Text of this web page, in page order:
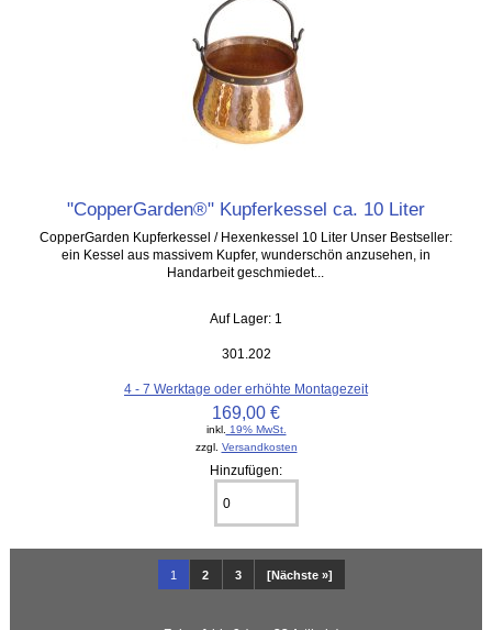
"CopperGarden®" Kupferkessel ca. 10 Liter
CopperGarden Kupferkessel / Hexenkessel 10 Liter Unser Bestseller:
ein Kessel aus massivem Kupfer, wunderschön anzusehen, in
Handarbeit geschmiedet...
Auf Lager: 1
301.202
4 - 7 Werktage oder erhöhte Montagezeit
169,00 €
inkl. 19% MwSt.
zzgl. Versandkosten
Hinzufügen:
1 2 3 [Nächste »]